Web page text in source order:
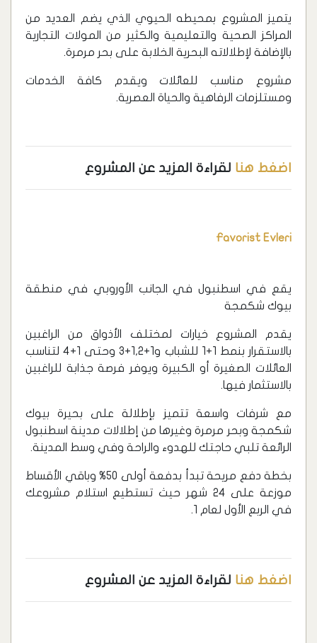
يتميز المشروع بمحيطه الحيوي الذي يضم العديد من
المراكز الصحية والتعليمية والكثير من المولات التجارية
بالإضافة لإطلالاته البحرية الخلابة على بحر مرمرة.
مشروع مناسب للعائلات ويقدم كافة الخدمات
ومستلزمات الرفاهية والحياة العصرية.
اضغط هنا لقراءة المزيد عن المشروع
Favorist Evleri
يقع في اسطنبول في الجانب الأوروبي في منطقة
بيوك شكمجة
يقدم المشروع خيارات لمختلف الأذواق من الراغبين
بالاستقرار بنمط 1+1 للشباب و1+1,2+3 وحتى 1+4 لتناسب
العائلات الصغيرة أو الكبيرة ويوفر فرصة جذابة للراغبين
بالاستثمار فيها.
مع شرفات واسعة تتميز بإطلالة على بحيرة بيوك
شكمجة وبحر مرمرة وغيرها من إطلالات مدينة اسطنبول
الرائعة تلبي حاجتك للهدوء والراحة وفي وسط المدينة.
بخطة دفع مريحة تبدأ بدفعة أولى 50% وباقي الأقساط
موزعة على 24 شهر حيث تستطيع استلام مشروعك
في الربع الأول لعام 1.
اضغط هنا لقراءة المزيد عن المشروع